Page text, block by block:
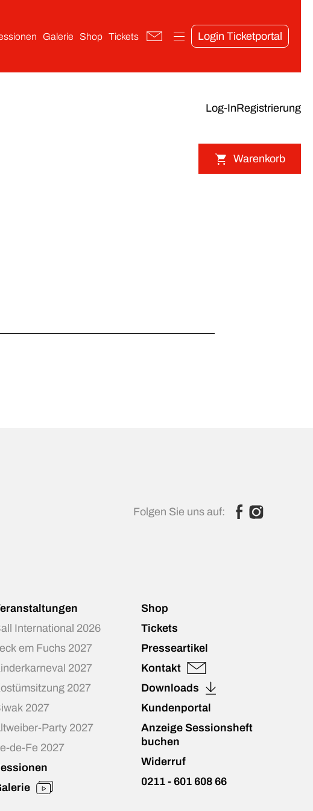
Galerie Shop Tickets Login Ticketportal
Log-InRegistrierung
Warenkorb
Folgen Sie uns auf:
International 2026
em Fuchs 2027
2027
2027
2027
Party 2027
de-Fe 2027
Shop
Tickets
Presseartikel
Kontakt
Downloads
Kundenportal
Anzeige Sessionsheft
buchen
Widerruf
0211 - 601 608 66